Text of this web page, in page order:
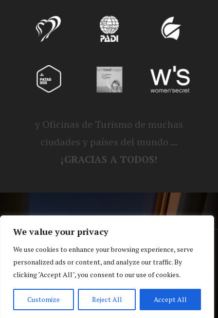
We value your privacy
We use cookies to enhance your browsing experience, serve
personalized ads or content, and analyze our traffic. By
clicking "Accept All", you consent to our use of cookies.
Customize Reject All Accept All
y Oficinas de Turismo de muchas
ciudades y países del mundo ...
¡GRACIAS A TODOS!
® Blog personal de Alex, Nerea, Turbo y
Koko |Política de privacidad y cookies
Top